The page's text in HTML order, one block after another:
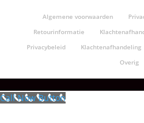
Algemene voorwaarden
Retourinformatie
Privacybeleid
Klachtenafhandeling
Overig
Call Now Button